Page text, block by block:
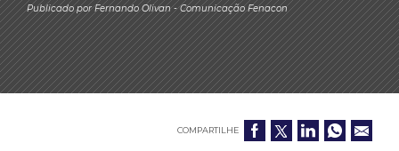
Publicado porFernando Olivan- Comunicação Fenacon
COMPARTILHE